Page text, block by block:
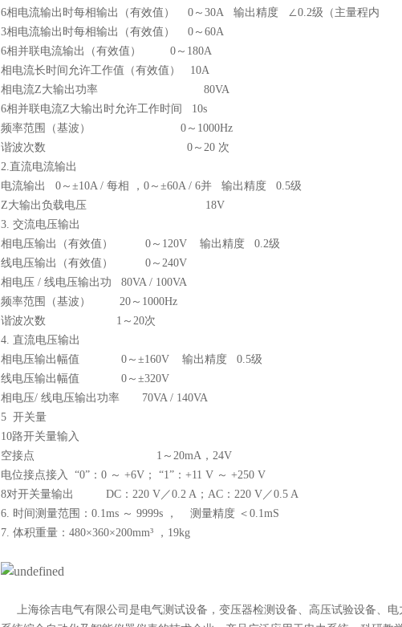
6相电流输出时每相输出（有效值） 0～30A 输出精度 ∠0.2级（主量程内
3相电流输出时每相输出（有效值） 0～60A
6相并联电流输出（有效值） 0～180A
相电流长时间允许工作值（有效值） 10A
相电流Z大输出功率 80VA
6相并联电流Z大输出时允许工作时间 10s
频率范围（基波） 0～1000Hz
谐波次数 0～20 次
2.直流电流输出
电流输出 0～±10A / 每相 ，0～±60A / 6并 输出精度 0.5级
Z大输出负载电压 18V
3. 交流电压输出
相电压输出（有效值） 0～120V 输出精度 0.2级
线电压输出（有效值） 0～240V
相电压 / 线电压输出功 80VA / 100VA
频率范围（基波） 20～1000Hz
谐波次数 1～20次
4. 直流电压输出
相电压输出幅值 0～±160V 输出精度 0.5级
线电压输出幅值 0～±320V
相电压/ 线电压输出功率 70VA / 140VA
5 开关量
10路开关量输入
空接点 1～20mA，24V
电位接点接入 “0”：0 ～ +6V； “1”：+11 V ～ +250 V
8对开关量输出 DC：220 V／0.2 A；AC：220 V／0.5 A
6. 时间测量范围：0.1ms ～ 9999s ， 测量精度 ＜0.1mS
7. 体积重量：480×360×200mm³ ，19kg
上海徐吉电气有限公司 是电气测试设备 ， 变压器检测设备、 高压试验设备、 电